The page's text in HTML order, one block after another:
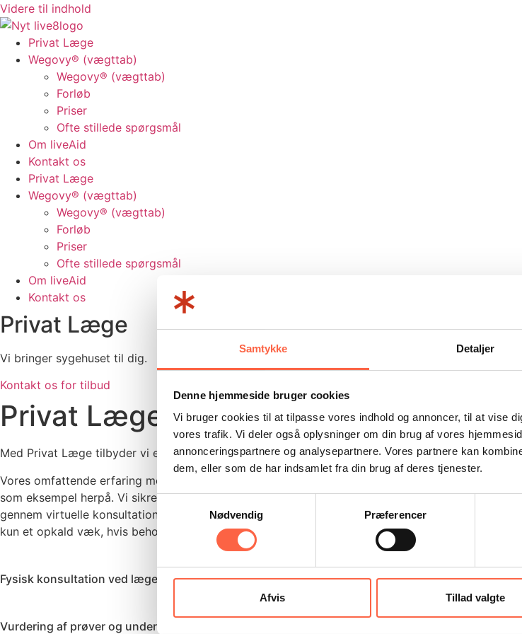
Samtykke Detaljer
Denne hjemmeside bruger cookies
Vi bruger cookies til at tilpasse vores indhold og annoncer, til at vise
vores trafik. Vi deler også oplysninger om din brug af vores
annonceringspartnere og analysepartnere. Vores partnere kan
dem, eller som de har indsamlet fra din brug af deres tjenester.
Samtykkevalg
Nødvendig
Præferencer
Afvis Tillad valgte
Videre til indhold
Privat Læge
Wegovy® (vægttab)
Wegovy® (vægttab)
Forløb
Priser
Ofte stillede spørgsmål
Om liveAid
Kontakt os
Privat Læge
Wegovy® (vægttab)
Wegovy® (vægttab)
Forløb
Priser
Ofte stillede spørgsmål
Om liveAid
Kontakt os
Privat Læge
Vi bringer sygehuset til dig.
Kontakt os for tilbud
Privat Læge
Med Privat Læge tilbyder vi en komplet sundhedsløsning med læge-, speciallæge-, sygepleje-
Vores omfattende erfaring med døgndækning året rundt har styrket vores løsninger inden for
som eksempel herpå. Vi sikrer optimal tilgængelighed gennem vores hybridmodel, hvor vores
gennem virtuelle konsultationer. På vores decentrale lokationer er vores dygtige
kun et opkald væk, hvis behovet skulle opstå.
Fysisk konsultation ved læger og sygeplejesker
Vurdering af prøver og undersøgelser ved speciallæger in real time